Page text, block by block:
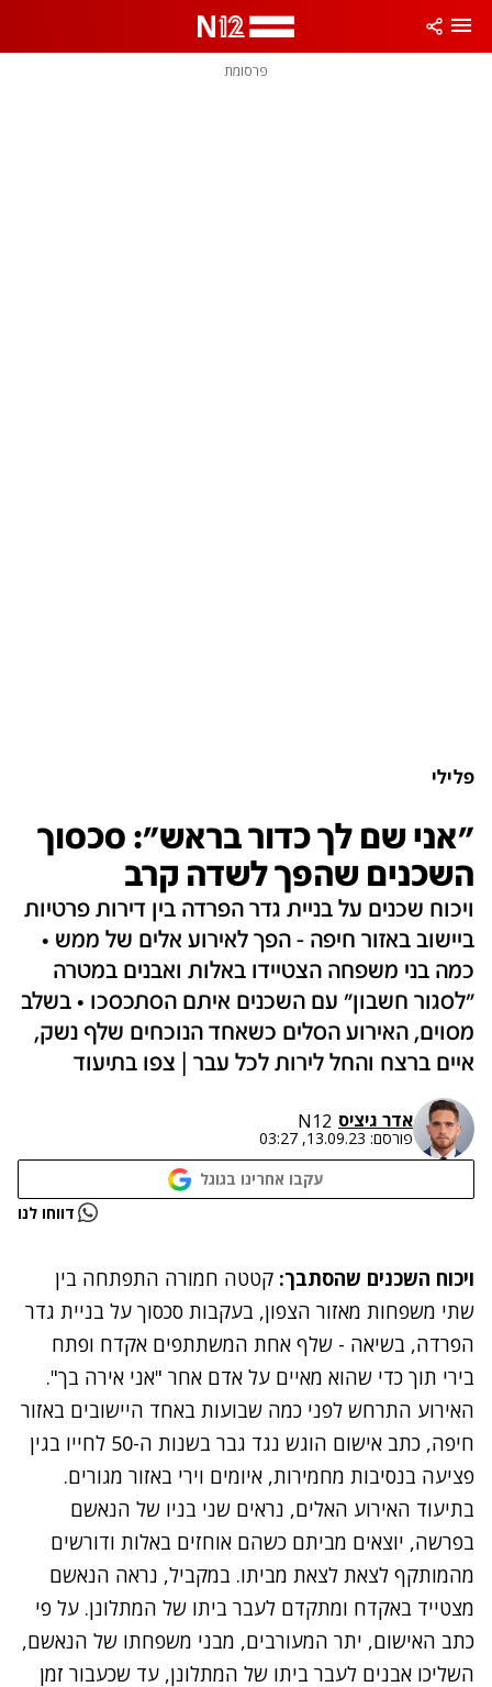
פרסומת
פלילי
"אני שם לך כדור בראש": סכסוך
השכנים שהפך לשדה קרב
ויכוח שכנים על בניית גדר הפרדה בין דירות פרטיות
ביישוב באזור חיפה - הפך לאירוע אלים של ממש •
כמה בני משפחה הצטיידו באלות ואבנים במטרה
"לסגור חשבון" עם השכנים איתם הסתכסכו • בשלב
מסוים, האירוע הסלים כשאחד הנוכחים שלף נשק,
איים ברצח והחל לירות לכל עבר | צפו בתיעוד
אדר גיציס N12
פורסם: 13.09.23, 03:27
עקבו אחרינו בגוגל
נתקלנו בבעיה דווחו לנו
ויכוח השכנים שהסתבך: קטטה חמורה התפתחה בין
שתי משפחות מאזור הצפון, בעקבות סכסוך על בניית גדר
הפרדה, בשיאה - שלף אחת המשתתפים אקדח ופתח
בירי תוך כדי שהוא מאיים על אדם אחר "אני אירה בך".
האירוע התרחש לפני כמה שבועות באחד היישובים באזור
חיפה, כתב אישום הוגש נגד גבר בשנות ה-50 לחייו בגין
פציעה בנסיבות מחמירות, איומים וירי באזור מגורים.
בתיעוד האירוע האלים, נראים שני בניו של הנאשם
בפרשה, יוצאים מביתם כשהם אוחזים באלות ודורשים
מהמותקף לצאת לצאת מביתו. במקביל, נראה הנאשם
מצטייד באקדח ומתקדם לעבר ביתו של המתלונן. על פי
כתב האישום, יתר המעורבים, מבני משפחתו של הנאשם,
השליכו אבנים לעבר ביתו של המתלונן, עד שכעבור זמן